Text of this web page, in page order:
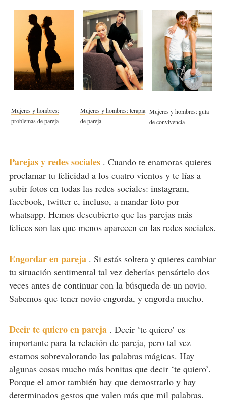
Mujeres y hombres:
problemas de pareja
Mujeres y hombres: terapia
de pareja
Mujeres y hombres: guía
de convivencia
Parejas y redes sociales . Cuando te enamoras quieres
proclamar tu felicidad a los cuatro vientos y te lías a
subir fotos en todas las redes sociales: instagram,
facebook, twitter e, incluso, a mandar foto por
whatsapp. Hemos descubierto que las parejas más
felices son las que menos aparecen en las redes sociales.
Engordar en pareja . Si estás soltera y quieres cambiar
tu situación sentimental tal vez deberías pensártelo dos
veces antes de continuar con la búsqueda de un novio.
Sabemos que tener novio engorda, y engorda mucho.
Decir te quiero en pareja . Decir ‘te quiero’ es
importante para la relación de pareja, pero tal vez
estamos sobrevalorando las palabras mágicas. Hay
algunas cosas mucho más bonitas que decir ‘te quiero’.
Porque el amor también hay que demostrarlo y hay
determinados gestos que valen más que mil palabras.